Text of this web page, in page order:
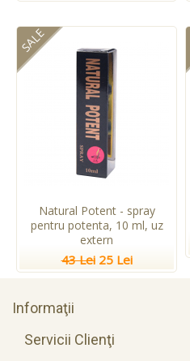
SALE
Natural Potent - spray
pentru potenta, 10 ml, uz
extern
43 Lei 25 Lei
Informaţii
Servicii Clienţi